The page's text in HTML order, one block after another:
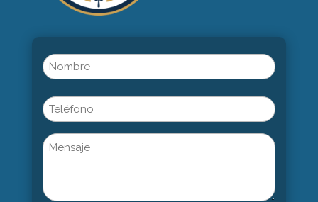
Name
(Obligatorio)
Phone
Untitled